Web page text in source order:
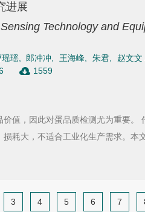
进展
Technology and
瑶瑶, 郎冲冲 王海峰 朱君 赵文文
1559
值，因此对蛋品质检测尤为重要。
耗大，不适合工业化生产需求。本
3 4 5 6 7